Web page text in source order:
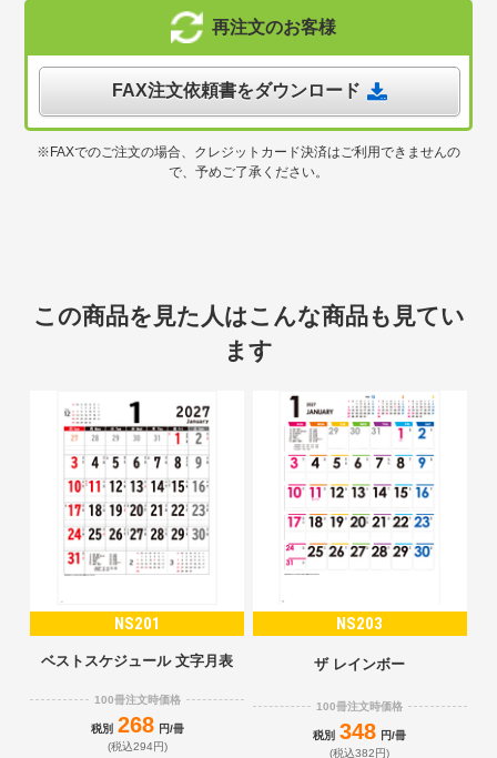
再注文のお客様
FAX注文依頼書をダウンロード
※FAXでのご注文の場合、クレジットカード決済はご利用できませんの
で、予めご了承ください。
この商品を見た人はこんな商品も見てい
ます
NS201
ベストスケジュール 文字月表
100冊注文時価格
税別 268 円/冊
(税込294円)
NS203
ザ レインボー
100冊注文時価格
税別 348 円/冊
(税込382円)